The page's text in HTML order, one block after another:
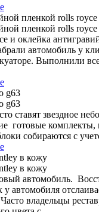
пленкой rolls royce
пленкой rolls royce
и оклейка
автомобиль у
Выполнили
g63
g63
ставят звездное
готовые
собираются с
в кожу
в кожу
автомобиль.
автомобиля
владельцы